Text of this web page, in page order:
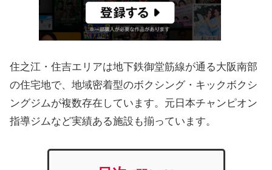
住之江・住吉エリアは地下鉄御堂筋線が通る大阪南部
の住宅地で、地域密着型のボクシング・キックボクシ
ングジムが複数存在しています。元日本チャンピオン
指導ジムなど実績ある施設も揃っています。